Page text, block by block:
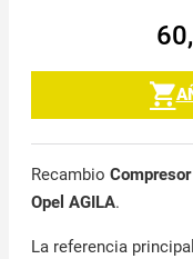
Recambio
Opel AGILA.
La referencia